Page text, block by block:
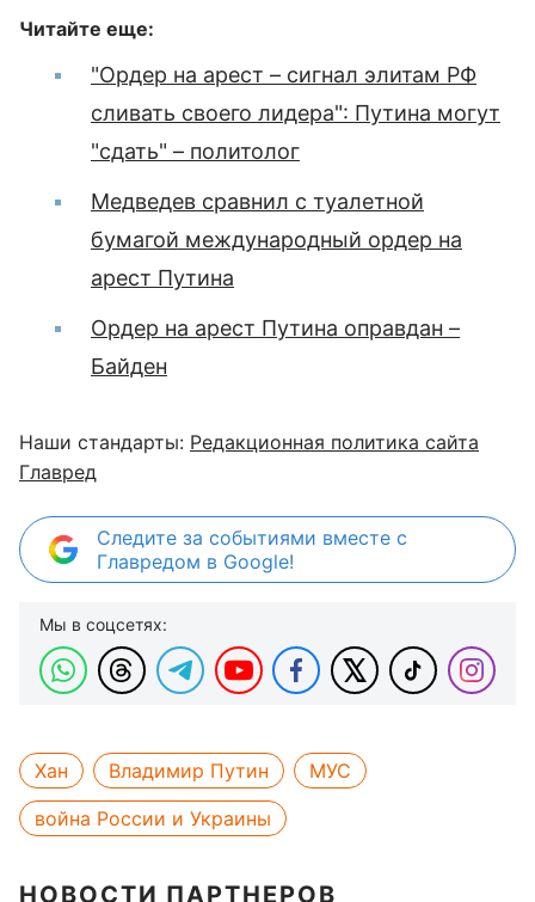
Читайте еще:
"Ордер на арест – сигнал элитам РФ
сливать своего лидера": Путина могут
"сдать" – политолог
Медведев сравнил с туалетной
бумагой международный ордер на
арест Путина
Ордер на арест Путина оправдан –
Байден
Наши стандарты: Редакционная политика сайта
Главред
Следите за событиями вместе с
Главредом в Google!
Мы в соцсетях:
Хан Владимир Путин
МУС
война России и Украины
НОВОСТИ ПАРТНЕРОВ